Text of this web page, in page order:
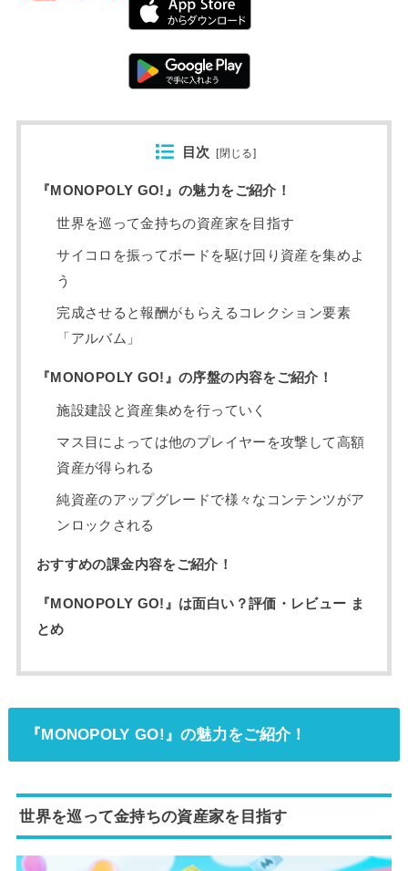
目次 [閉じる]
『MONOPOLY GO!』の魅力をご紹介！
世界を巡って金持ちの資産家を目指す
サイコロを振ってボードを駆け回り資産を集めよ
う
完成させると報酬がもらえるコレクション要素
「アルバム」
『MONOPOLY GO!』の序盤の内容をご紹介！
施設建設と資産集めを行っていく
マス目によっては他のプレイヤーを攻撃して高額
資産が得られる
純資産のアップグレードで様々なコンテンツがア
ンロックされる
おすすめの課金内容をご紹介！
『MONOPOLY GO!』は面白い？評価・レビュー ま
とめ
『MONOPOLY GO!』の魅力をご紹介！
世界を巡って金持ちの資産家を目指す